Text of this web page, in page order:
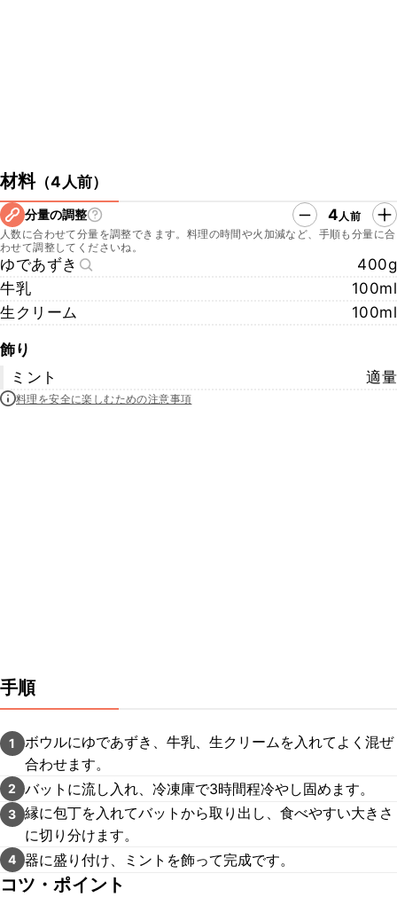
材料（4人前）
分量の調整 4人前
人数に合わせて分量を調整できます。料理の時間や火加減など、手順も分量に合
わせて調整してくださいね。
ゆであずき
400g
牛乳
100ml
生クリーム
100ml
飾り
ミント
適量
料理を安全に楽しむための注意事項
手順
1
ボウルにゆであずき、牛乳、生クリームを入れてよく混ぜ
合わせます。
2 バットに流し入れ、冷凍庫で3時間程冷やし固めます。
3 縁に包丁を入れてバットから取り出し、食べやすい大きさ
に切り分けます。
4 器に盛り付け、ミントを飾って完成です。
コツ・ポイント